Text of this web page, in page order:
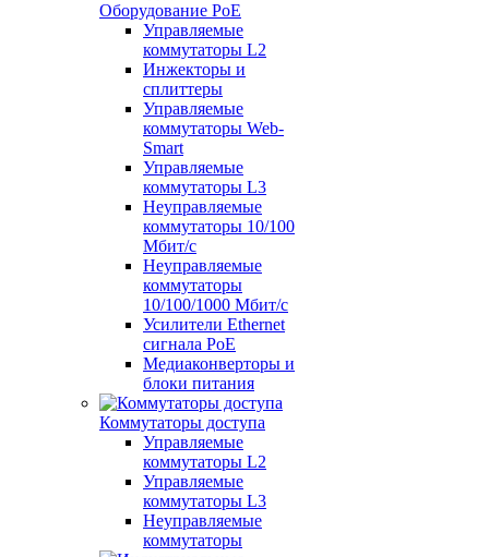
Оборудование PoE
Управляемые
коммутаторы L2
Инжекторы и
сплиттеры
Управляемые
коммутаторы Web-
Smart
Управляемые
коммутаторы L3
Неуправляемые
коммутаторы 10/100
Мбит/с
Неуправляемые
коммутаторы
10/100/1000 Мбит/с
Усилители Ethernet
сигнала PoE
Медиаконверторы и
блоки питания
Коммутаторы доступа
Управляемые
коммутаторы L2
Управляемые
коммутаторы L3
Неуправляемые
коммутаторы